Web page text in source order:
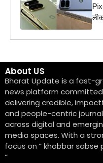
About US
Bharat Update is a fast-
news platform
delivering credible,
and people-centric
across digital and
media spaces. With a
focus on ” khabbar sabse
“